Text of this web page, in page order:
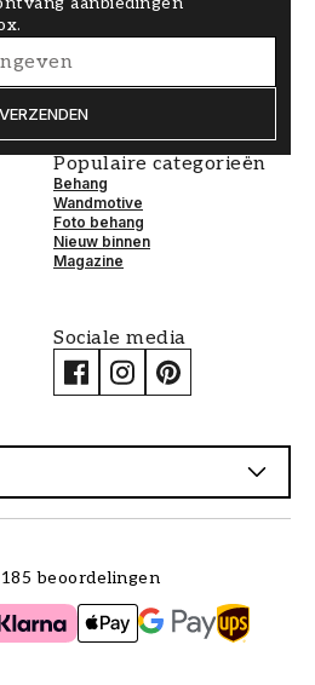
VERZENDEN
Populaire categorieën
Behang
Wandmotive
Foto behang
Nieuw binnen
Magazine
Sociale media
beoordelingen